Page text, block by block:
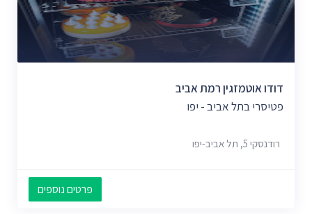
דודו אוטמזגין רמת אביב
פטיסרי בתל אביב - יפו
רודנסקי 5, תל אביב-יפו
פרטים נוספים